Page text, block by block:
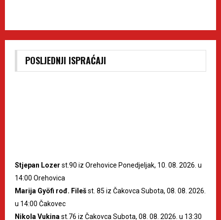
POSLJEDNJI ISPRAĆAJI
Stjepan Lozer st.90 iz Orehovice Ponedjeljak, 10. 08. 2026. u
14:00 Orehovica
Marija Gyöfi rođ. Filešst. 85 iz Čakovca Subota, 08. 08. 2026.
u 14:00 Čakovec
Nikola Vukinast.76 iz Čakovca Subota, 08. 08. 2026. u 13:30